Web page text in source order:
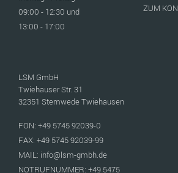
09:00 - 12:30 und
13:00 - 17:00
LSM GmbH
Twiehauser Str. 31
32351 Stemwede Twiehausen
FON: +49 5745 92039-0
FAX: +49 5745 92039-99
MAIL: info@lsm-gmbh.de
NOTRUFNUMMER: +49 5475
ZUM